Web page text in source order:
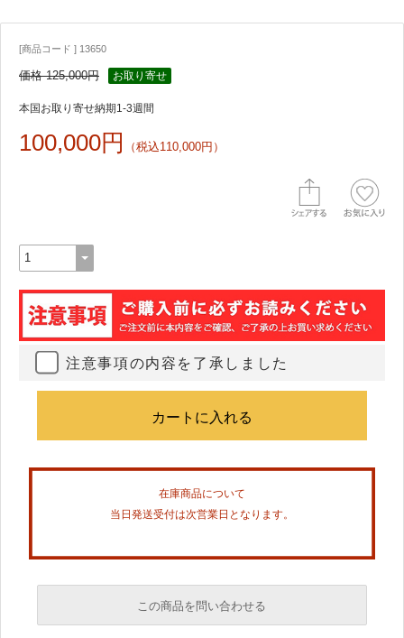
[商品コード ] 13650
価格 125,000円 お取り寄せ
本国お取り寄せ納期1-3週間
100,000円 （税込110,000円）
注意事項の内容を了承しました
在庫商品について
当日発送受付は次営業日となります。
この商品を問い合わせる